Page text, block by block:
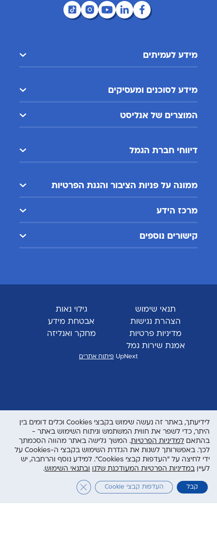
מידע לעמיתים
מידע לסוכנים ומעסיקים
המוצרים של אנליסט
דיווחי חברת הגמל
ממונה על פניות הציבור והגנת הפרטיות
מרכז הידע
קישורים נוספים
תנאי שימוש
גילוי נאות
הצהרת נגישות
אבטחת מידע
מדיניות פרטיות
מחקר ואנליזה
אמנת שירות גמל
UpNext פיתוח אתרים
לידיעתך, באתר זה נעשה שימוש בקבצי Cookies וכלים דומים בין
היתר, כדי לשפר את חווית המשתמש וניתוח השימוש באתר -
בהתאם למדיניות הפרטיות. המשך גלישה באתר מהווה הסכמתך
לכך. באפשרותך לשנות את הגדרת השימוש בקבצי ה-Cookies על
ידי לחיצה על "העדפות קבצי Cookies". למידע נוסף והרחבה, יש
לעיין במדיניות הפרטיות המעודכנת שלנו ובתנאי השימוש.
קבל העדפות קבצי Cookie Close GDPR Cookie Banner